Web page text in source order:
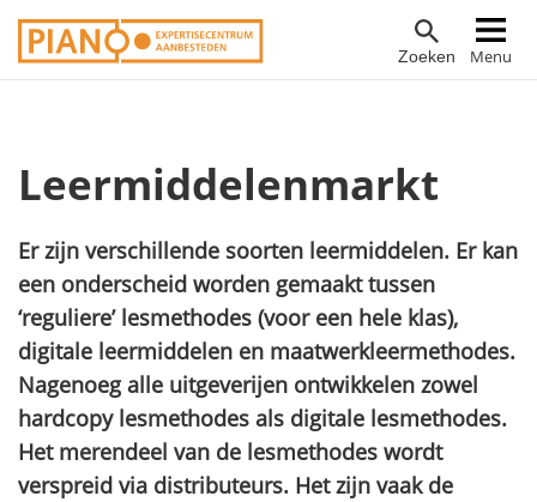
Overslaan
en
gaan
Zoeken Menu
Hoofdnavigatie
Leermiddelenmarkt
Er zijn verschillende soorten leermiddelen. Er kan
een onderscheid worden gemaakt tussen
‘reguliere’ lesmethodes (voor een hele klas),
digitale leermiddelen en maatwerkleermethodes.
Nagenoeg alle uitgeverijen ontwikkelen zowel
hardcopy lesmethodes als digitale lesmethodes.
Het merendeel van de lesmethodes wordt
verspreid via distributeurs. Het zijn vaak de